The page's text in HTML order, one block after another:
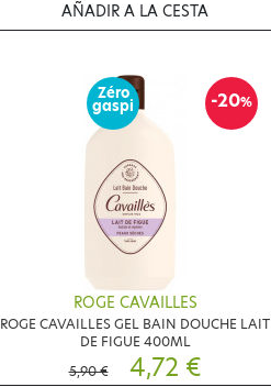
AÑADIR A LA CESTA
-20%
Zéro
gaspi
ROGE CAVAILLES
ROGE CAVAILLES GEL BAIN DOUCHE LAIT
DE FIGUE 400ML
5,90 €
4,72 €